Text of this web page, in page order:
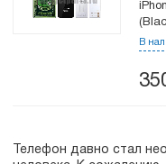
В
Телефон давно стал